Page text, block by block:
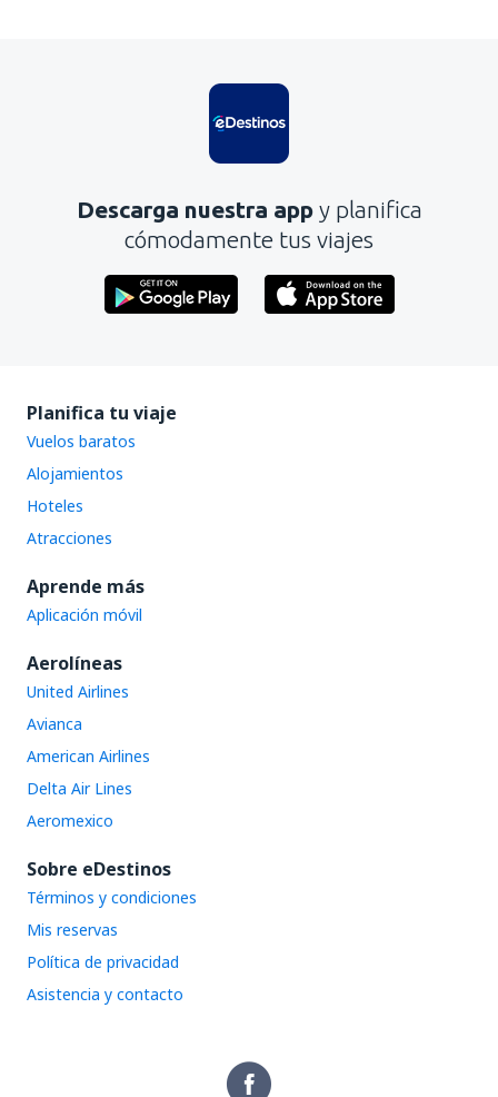
Contiene información incorrecta
No profundiza en el tema
Enviar
Descarga nuestra app y planifica
cómodamente tus viajes
Planifica tu viaje
Vuelos baratos
Alojamientos
Hoteles
Atracciones
Aprende más
Aplicación móvil
Aerolíneas
United Airlines
Avianca
American Airlines
Delta Air Lines
Aeromexico
Sobre eDestinos
Términos y condiciones
Mis reservas
Política de privacidad
Asistencia y contacto